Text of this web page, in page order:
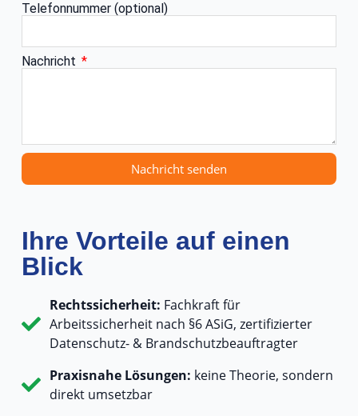
Telefonnummer (optional)
Nachricht
Nachricht senden
Ihre Vorteile auf einen
Blick
Rechtssicherheit: Fachkraft für
Arbeitssicherheit nach §6 ASiG, zertifizierter
Datenschutz- & Brandschutzbeauftragter
Praxisnahe Lösungen: keine Theorie, sondern
direkt umsetzbar